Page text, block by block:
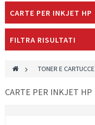
CARTE PER INKJET HP
FILTRA RISULTATI
> TONER E CARTUCCE
CARTE PER INKJET HP